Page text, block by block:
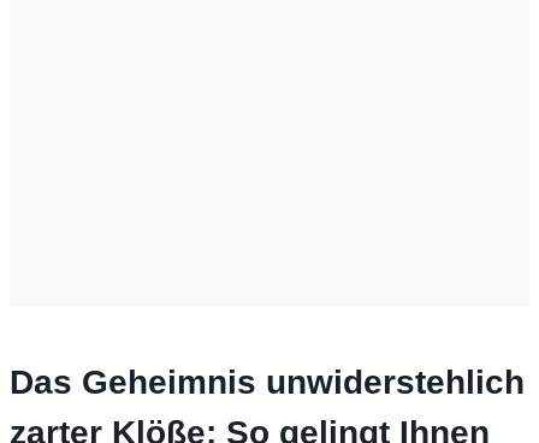
Das Geheimnis unwiderstehlich
zarter Klöße: So gelingt Ihnen